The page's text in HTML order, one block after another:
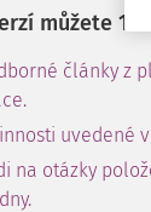
můžete 14
články z
uvedené
na otázky